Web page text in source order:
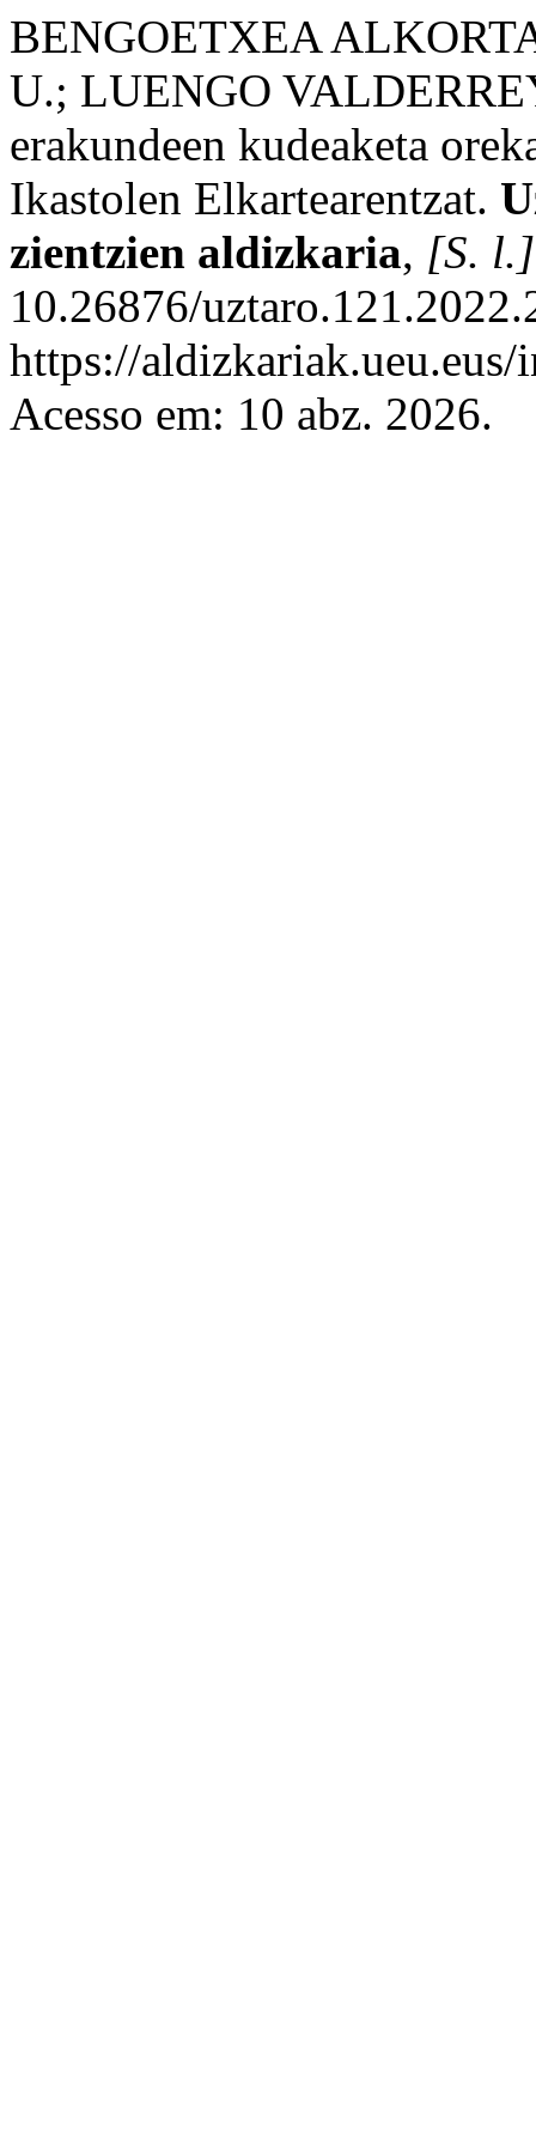
BENGOETXEA
U.; LUENGO
erakundeen kudeaketa
Ikastolen Elkartearentzat.
zientzien aldizkaria, [S. l.]
10.26876/
https://
Acesso em: 10 abz. 2026.